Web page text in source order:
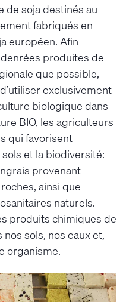
de soja destinés au
fabriqués en
européen. Afin
produites de
que possible,
exclusivement
biologique dans
BIO, les agriculteurs
qui favorisent
et la biodiversité:
provenant
ainsi que
naturels.
produits chimiques de
sols, nos eaux et,
organisme.